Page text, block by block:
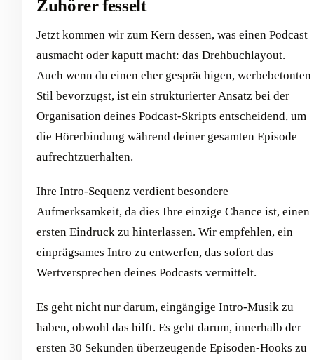
Zuhörer fesselt
Jetzt kommen wir zum Kern dessen, was einen Podcast
ausmacht oder kaputt macht: das Drehbuchlayout.
Auch wenn du einen eher gesprächigen, werbebetonten
Stil bevorzugst, ist ein strukturierter Ansatz bei der
Organisation deines Podcast-Skripts entscheidend, um
die Hörerbindung während deiner gesamten Episode
aufrechtzuerhalten.
Ihre Intro-Sequenz verdient besondere
Aufmerksamkeit, da dies Ihre einzige Chance ist, einen
ersten Eindruck zu hinterlassen. Wir empfehlen, ein
einprägsames Intro zu entwerfen, das sofort das
Wertversprechen deines Podcasts vermittelt.
Es geht nicht nur darum, eingängige Intro-Musik zu
haben, obwohl das hilft. Es geht darum, innerhalb der
ersten 30 Sekunden überzeugende Episoden-Hooks zu